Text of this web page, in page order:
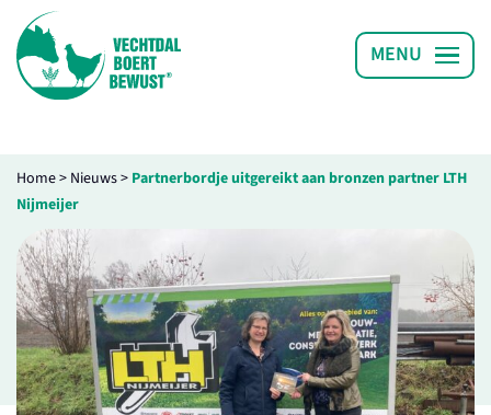
Home> Nieuws> Partnerbordje uitgereikt aan bronzen partner LTH
Nijmeijer